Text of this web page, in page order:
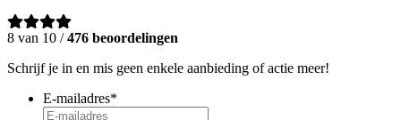
8 van 10 /476 beoordelingen
Schrijf je in en mis geen enkele aanbieding of actie meer!
E-mailadres*